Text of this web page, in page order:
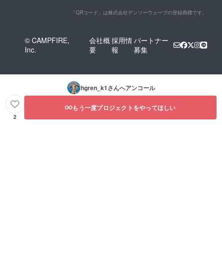
「QRコード」は株式会社デンソーウェーブの登録商標です。
© CAMPFIRE,
Inc.
会社概
要
採用情
報
パートナー
募集
hgren_k1さんへアンコール
2
もう一度プロジェクトをやってほしい